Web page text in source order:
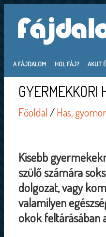
A FÁJDALOM HOL FÁJ? AKUT
Főoldal/Has, gyomor
Kisebb
szülő számára
dolgozat, vagy
valamilyen
okok feltárásában